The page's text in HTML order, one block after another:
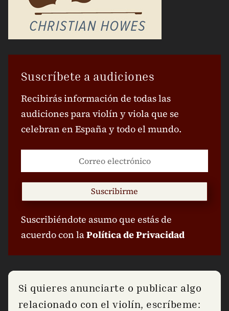
Suscríbete a audiciones
Recibirás información de todas las
audiciones para violín y viola que se
celebran en España y todo el mundo.
Suscribirme
Suscribiéndote asumo que estás de
acuerdo con laPolítica de Privacidad
Si quieres anunciarte o publicar algo
relacionado con el violín, escríbeme: